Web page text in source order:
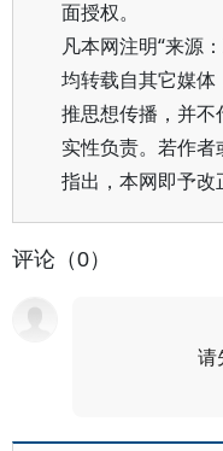
面授权。
凡本网注明“来源
均转载自其它媒
推思想传播，并
实性负责。若作
指出，本网即予改
评论（0）